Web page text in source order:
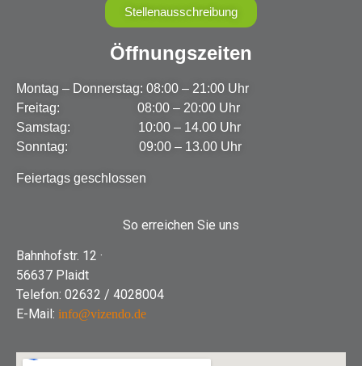
Stellenausschreibung
Öffnungszeiten
Montag – Donnerstag: 08:00 – 21:00 Uhr
Freitag: 08:00 – 20:00 Uhr
Samstag: 10:00 – 14.00 Uhr
Sonntag: 09:00 – 13.00 Uhr
Feiertags geschlossen
So erreichen Sie uns
Bahnhofstr. 12 ·
56637 Plaidt
Telefon: 02632 / 4028004
E-Mail: info@vizendo.de